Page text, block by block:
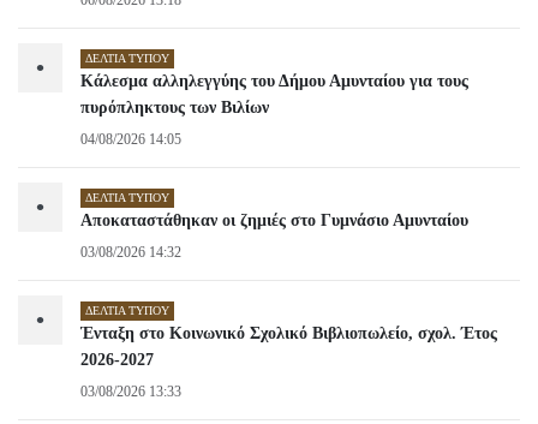
• ΔΕΛΤΊΑ ΤΎΠΟΥ
Κάλεσμα αλληλεγγύης του Δήμου Αμυνταίου για τους
πυρόπληκτους των Βιλίων
04/08/2026 14:05
• ΔΕΛΤΊΑ ΤΎΠΟΥ
Αποκαταστάθηκαν οι ζημιές στο Γυμνάσιο Αμυνταίου
03/08/2026 14:32
• ΔΕΛΤΊΑ ΤΎΠΟΥ
Ένταξη στο Κοινωνικό Σχολικό Βιβλιοπωλείο, σχολ. Έτος
2026-2027
03/08/2026 13:33